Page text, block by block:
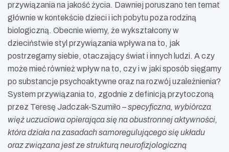
przywiązania na jakość życia. Dawniej poruszano ten temat
głównie w kontekście dzieci i ich pobytu poza rodziną
biologiczną. Obecnie wiemy, że wykształcony w
dzieciństwie styl przywiązania wpływa na to, jak
postrzegamy siebie, otaczający świat i innych ludzi. A czy
może mieć również wpływ na to, czy i w jaki sposób sięgamy
po substancje psychoaktywne oraz na rozwój uzależnienia?
System przywiązania to, zgodnie z definicją przytoczoną
przez Teresę Jadczak-Szumiło –specyficzna, wybiórcza
więź uczuciowa opierająca się na obustronnej aktywności,
która działa na zasadach samoregulującego się układu
oraz związana jest ze strukturą neurofizjologiczną